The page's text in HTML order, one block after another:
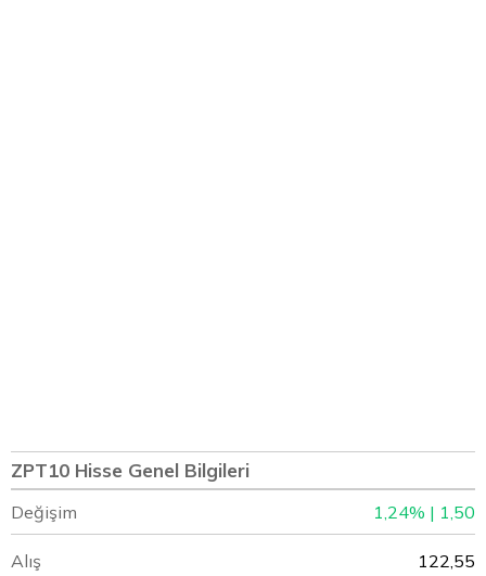
ZPT10 Hisse Genel Bilgileri
Değişim 1,24% | 1,50
Alış 122,55